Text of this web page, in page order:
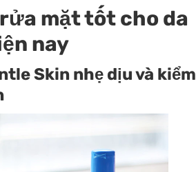
mặt tốt cho da
nay
Skin nhẹ dịu và kiểm